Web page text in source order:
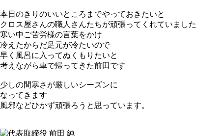
本日のきりのいいところまでやっておきたいと
クロス屋さんの職人さんたちが頑張ってくれていました
寒い中ご苦労様の言葉をかけ
冷えたからだ足元が冷たいので
早く風呂に入ってぬくもりたいと
考えながら車で帰ってきた前田です
少しの間寒さが厳しいシーズンに
なってきます
風邪などひかず頑張ろうと思っています。